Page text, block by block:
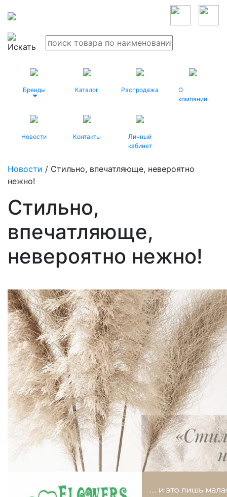
Бренды Каталог Распродажа
О
компании
Новости Контакты
Личный
кабинет
Новости / Стильно, впечатляюще, невероятно
нежно!
Стильно,
впечатляюще,
невероятно нежно!